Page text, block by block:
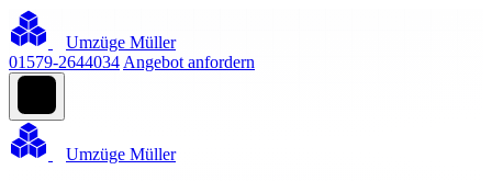
Umzüge Müller
01579-2644034 Angebot anfordern
Umzüge Müller